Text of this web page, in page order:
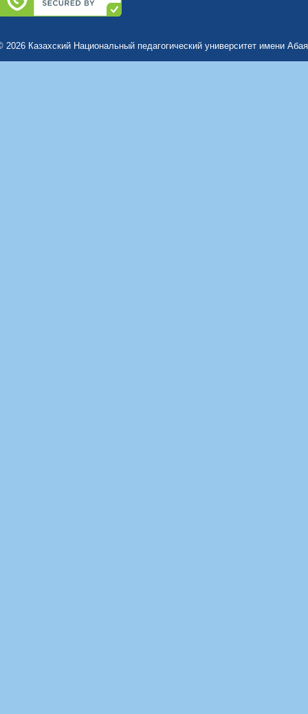
2026 Казахский Национальный педагогический университет имени Абая